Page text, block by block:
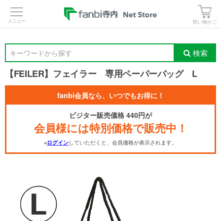
買い物かご
キーワードから探す 検索
【FEILER】フェイラー 専用ペーパーバッグ L
fanbi会員なら、いつでもお得に！
ビジター販売価格 440円が
会員様には特別価格で販売中！
※ログインしていただくと、会員価格が表示されます。